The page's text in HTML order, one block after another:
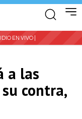
EN VIVO |
a las
contra,